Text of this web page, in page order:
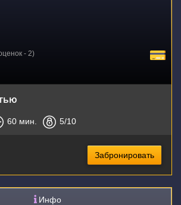
- 2)
60 мин. 5/10
Забронировать
Инфо